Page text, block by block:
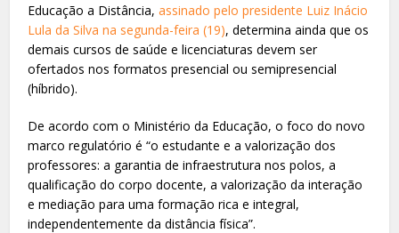
Educação a Distância,assinado pelo presidente Luiz Inácio
Lula da Silva na segunda-feira (19), determina ainda que os
demais cursos de saúde e licenciaturas devem ser
ofertados nos formatos presencial ou semipresencial
(híbrido).
De acordo com o Ministério da Educação, o foco do novo
marco regulatório é “o estudante e a valorização dos
professores: a garantia de infraestrutura nos polos, a
qualificação do corpo docente, a valorização da interação
e mediação para uma formação rica e integral,
independentemente da distância física”.